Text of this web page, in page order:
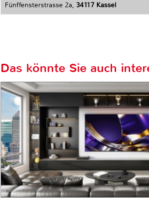
Fünffensterstrasse 2a, 34117 Kassel
Das könnte Sie auch